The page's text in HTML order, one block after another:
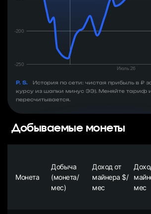
P. S.
История по сети: чистая прибыль в ₽
курсу из шапки минус ЭЭ). Меняйте тариф
пересчитывается.
Добываемые монеты
Монета
Добыча
(монета/
мес)
Доход от
майнера $/
мес
мес